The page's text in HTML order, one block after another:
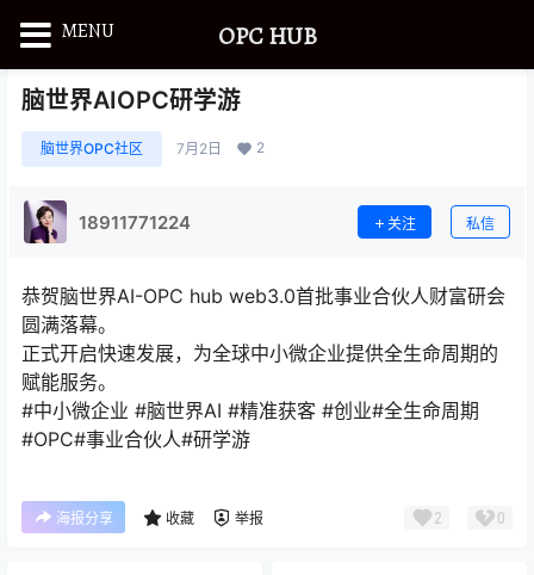
脑世界AIOPC研学游
脑世界OPC社区 7月2日 2
18911771224 关注 私信
恭贺脑世界AI-OPC hub web3.0首批事业合伙人财富研会
圆满落幕。
正式开启快速发展，为全球中小微企业提供全生命周期的
赋能服务。
#中小微企业 #脑世界AI #精准获客 #创业#全生命周期
#OPC#事业合伙人#研学游
海报分享 收藏 举报 2 0
MENU OPC HUB